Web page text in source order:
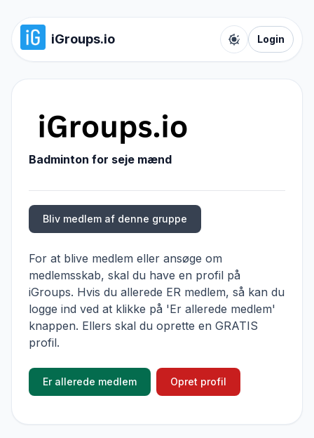
iGroups.io
Toggle color
Login
Badminton for seje mænd
Bliv medlem af denne gruppe
For at blive medlem eller ansøge om
medlemsskab, skal du have en profil på
iGroups. Hvis du allerede ER medlem, så kan du
logge ind ved at klikke på 'Er allerede medlem'
knappen. Ellers skal du oprette en GRATIS
profil.
Er allerede medlem Opret profil